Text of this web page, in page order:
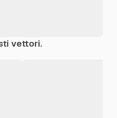
vettori.